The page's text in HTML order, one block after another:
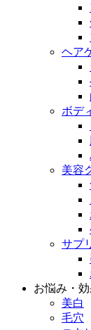
ヘア
ボデ
美容
サプ
お悩み・効
美白
毛穴